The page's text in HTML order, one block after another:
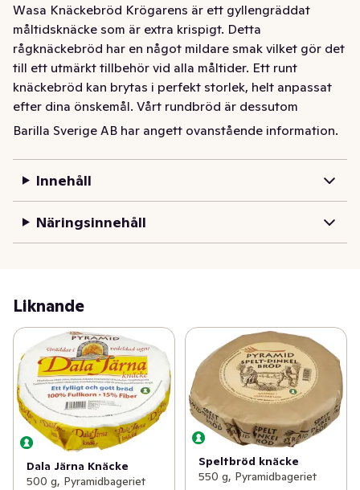
Wasa Knäckebröd Krögarens är ett gyllengräddat
måltidsknäcke som är extra krispigt. Detta
rågknäckebröd har en något mildare smak vilket gör det
till ett utmärkt tillbehör vid alla måltider. Ett runt
knäckebröd kan brytas i perfekt storlek, helt anpassat
efter dina önskemål. Vårt rundbröd är dessutom
nyckelhålsmärkt. Krögarens fullkornsknäckebröd är en
klimatkompenserat.
Wasa Knäckebröd Krögarens är ett gyllengräddat
rågknäckebröd har en något mildare smak vilket gör det
till ett utmärkt tillbehör vid alla måltider. Ett runt
nyckelhålsmärkt. Krögarens fullkornsknäckebröd är en
källa till järn och protein.
Barilla Sverige AB har angett ovanstående information.
Innehåll
Näringsinnehåll
Liknande
Dala Järna Knäcke
500 g, Pyramidbageriet
Speltbröd knäcke
550 g, Pyramidbageriet